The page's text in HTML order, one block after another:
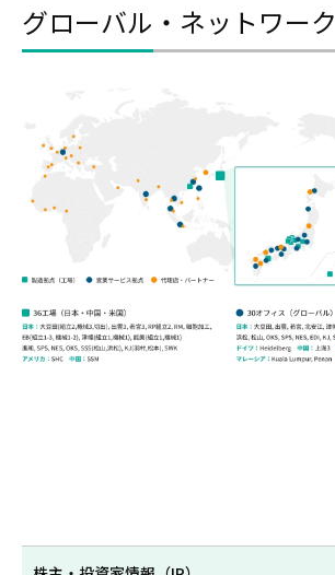
グローバル・ネットワーク